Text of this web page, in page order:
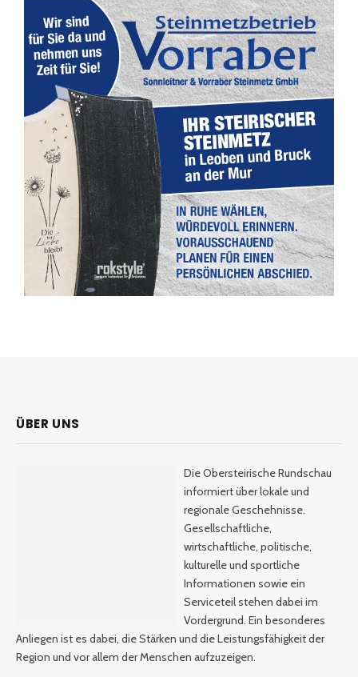
ÜBER UNS
Die Obersteirische Rundschau
informiert über lokale und
regionale Geschehnisse.
Gesellschaftliche,
wirtschaftliche, politische,
kulturelle und sportliche
Informationen sowie ein
Serviceteil stehen dabei im
Vordergrund. Ein besonderes
Anliegen ist es dabei, die Stärken und die Leistungsfähigkeit der
Region und vor allem der Menschen aufzuzeigen.